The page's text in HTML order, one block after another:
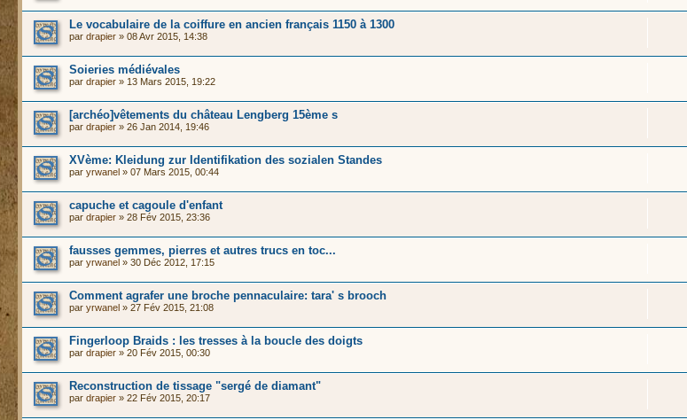
Le vocabulaire de la coiffure en ancien français 1150 à 1300
par drapier » 08 Avr 2015, 14:38
Soieries médiévales
par drapier » 13 Mars 2015, 19:22
[archéo]vêtements du château Lengberg 15ème s
par drapier » 26 Jan 2014, 19:46
XVème: Kleidung zur Identifikation des sozialen Standes
par yrwanel » 07 Mars 2015, 00:44
capuche et cagoule d'enfant
par drapier » 28 Fév 2015, 23:36
fausses gemmes, pierres et autres trucs en toc...
par yrwanel » 30 Déc 2012, 17:15
Comment agrafer une broche pennaculaire: tara' s brooch
par yrwanel » 27 Fév 2015, 21:08
Fingerloop Braids : les tresses à la boucle des doigts
par drapier » 20 Fév 2015, 00:30
Reconstruction de tissage "sergé de diamant"
par drapier » 22 Fév 2015, 20:17